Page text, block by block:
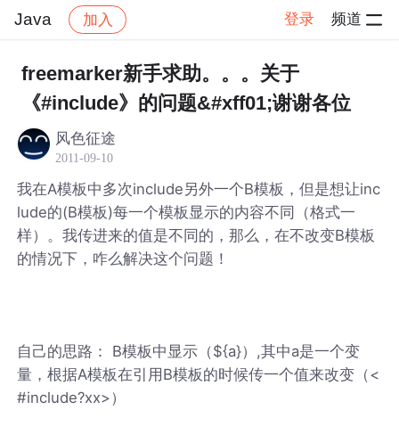
Java 加入 登录 频道
社区 Java 帖子详情
freemarker新手求助。。。关于
《#include》的问题&#xff01;谢谢各位
风色征途
2011-09-10
我在A模板中多次include另外一个B模板，但是想让inc
lude的(B模板)每一个模板显示的内容不同（格式一
样）。我传进来的值是不同的，那么，在不改变B模板
的情况下，咋么解决这个问题！
自己的思路： B模板中显示（${a}）,其中a是一个变
量，根据A模板在引用B模板的时候传一个值来改变（<
#include?xx>）